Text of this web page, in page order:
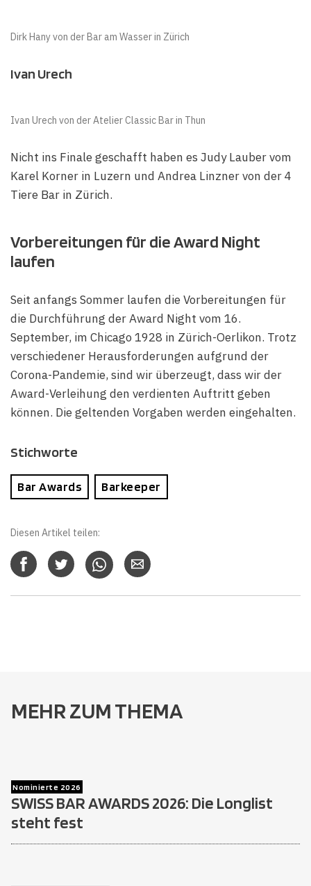
Dirk Hany von der Bar am Wasser in Zürich
Ivan Urech
Ivan Urech von der Atelier Classic Bar in Thun
Nicht ins Finale geschafft haben es Judy Lauber vom
Karel Korner in Luzern und Andrea Linzner von der 4
Tiere Bar in Zürich.
Vorbereitungen für die Award Night
laufen
Seit anfangs Sommer laufen die Vorbereitungen für
die Durchführung der Award Night vom 16.
September, im Chicago 1928 in Zürich-Oerlikon. Trotz
verschiedener Herausforderungen aufgrund der
Corona-Pandemie, sind wir überzeugt, dass wir der
Award-Verleihung den verdienten Auftritt geben
können. Die geltenden Vorgaben werden eingehalten.
Stichworte
Bar Awards Barkeeper
Diesen Artikel teilen:
MEHR ZUM THEMA
Nominierte 2026
SWISS BAR AWARDS 2026: Die Longlist
steht fest